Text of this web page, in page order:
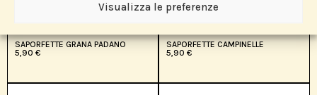
Visualizza le preferenze
SAPORFETTE GRANA PADANO
5,90 €
SAPORFETTE CAMPINELLE
5,90 €